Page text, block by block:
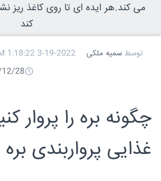
می کند.هر ایده ای تا روی کاغذ ریز
کند
توسط سمیه ملکی
3-19-2022 1:18:22 PM
28
چگونه بره را پروار
غذایی پرواربندی بره